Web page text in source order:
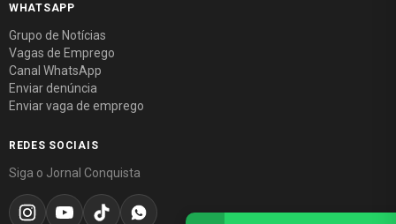
WHATSAPP
Grupo de Notícias
Vagas de Emprego
Canal WhatsApp
Enviar denúncia
Enviar vaga de emprego
REDES SOCIAIS
Siga o Jornal Conquista